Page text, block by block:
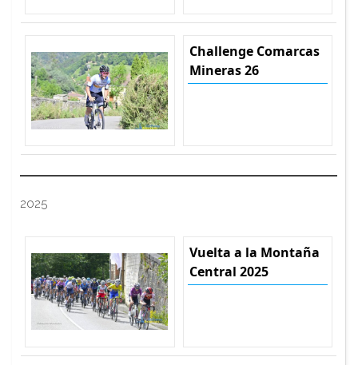
Challenge Comarcas
Mineras 26
2025
Vuelta a la Montaña
Central 2025